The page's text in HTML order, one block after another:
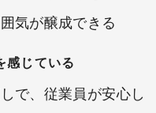
気が醸成できる
感じている
で、従業員が安心し